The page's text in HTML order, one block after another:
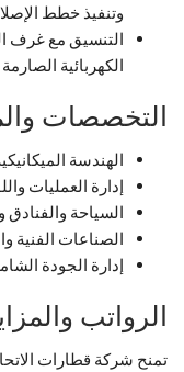
وتنفيذ خطط
التنسيق مع غرف
الكهربائية
التخصصات
الهندسة
إدارة العمليات
السياحة والفنادق
الصناعات الفنية
إدارة الجودة
الرواتب
تمنح شركة قطارات